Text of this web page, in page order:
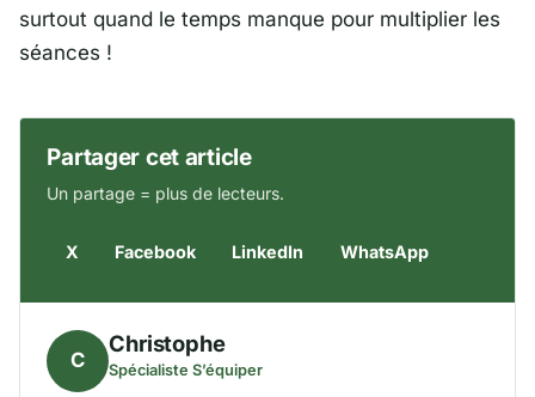
surtout quand le temps manque pour multiplier les
séances !
Partager cet article
Un partage = plus de lecteurs.
X Facebook LinkedIn WhatsApp
C
Christophe
Spécialiste S’équiper